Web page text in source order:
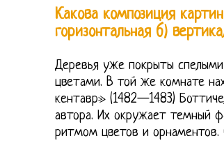
Какова композиция
горизонтальная б)
Деревья уже покрыты
цветами. В той же комнате
кентавр» (1482—1483)
автора. Их окружает темный
ритмом цветов и орнаментов.